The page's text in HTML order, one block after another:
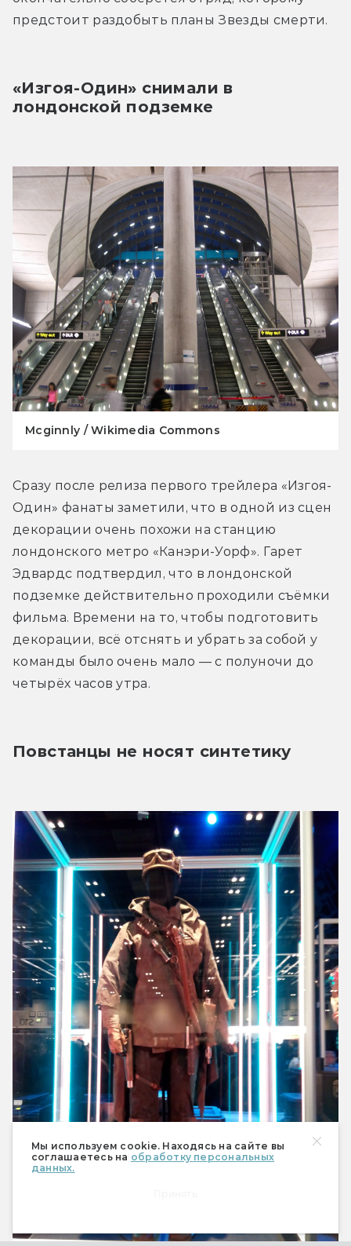
Мы используем cookie. Находясь на сайте вы
соглашаетесь на обработку персональных
данных.
предстоит раздобыть планы Звезды смерти.
«Изгоя-Один» снимали в
лондонской подземке
Mcginnly / Wikimedia Commons
Сразу после релиза первого трейлера «Изгоя-
Один» фанаты заметили, что в одной из сцен
декорации очень похожи на станцию
лондонского метро «Канэри-Уорф». Гарет
Эдвардс подтвердил, что в лондонской
подземке действительно проходили съёмки
фильма. Времени на то, чтобы подготовить
декорации, всё отснять и убрать за собой у
команды было очень мало — с полуночи до
четырёх часов утра.
Повстанцы не носят синтетику